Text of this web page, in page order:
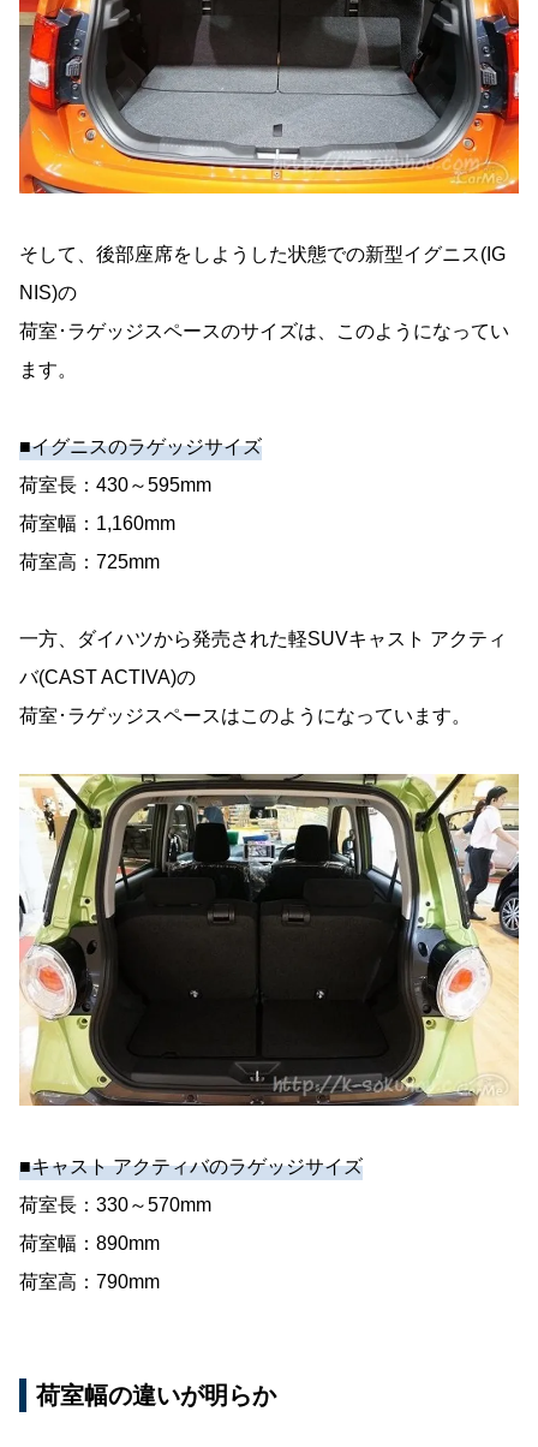
そして、後部座席をしようした状態での新型イグニス(IG
NIS)の
荷室･ラゲッジスペースのサイズは、このようになってい
ます。
■イグニスのラゲッジサイズ
荷室長：430～595mm
荷室幅：1,160mm
荷室高：725mm
一方、ダイハツから発売された軽SUVキャスト アクティ
バ(CAST ACTIVA)の
荷室･ラゲッジスペースはこのようになっています。
■キャスト アクティバのラゲッジサイズ
荷室長：330～570mm
荷室幅：890mm
荷室高：790mm
荷室幅の違いが明らか